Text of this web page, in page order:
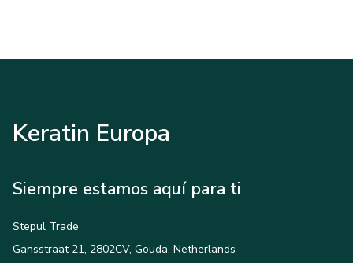
Keratin Europa
Siempre estamos aquí para ti
Stepul Trade
Gansstraat 21, 2802CV, Gouda, Netherlands